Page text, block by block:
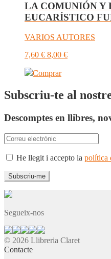
LA COMUNIÓN Y
EUCARÍSTICO
VARIOS AUTORES
7,60 € 8,00 €
Comprar
Subscriu-te al
Descomptes en llibres,
He llegit i accepto la política
Segueix-nos
© 2026 Llibreria Claret
Contacte